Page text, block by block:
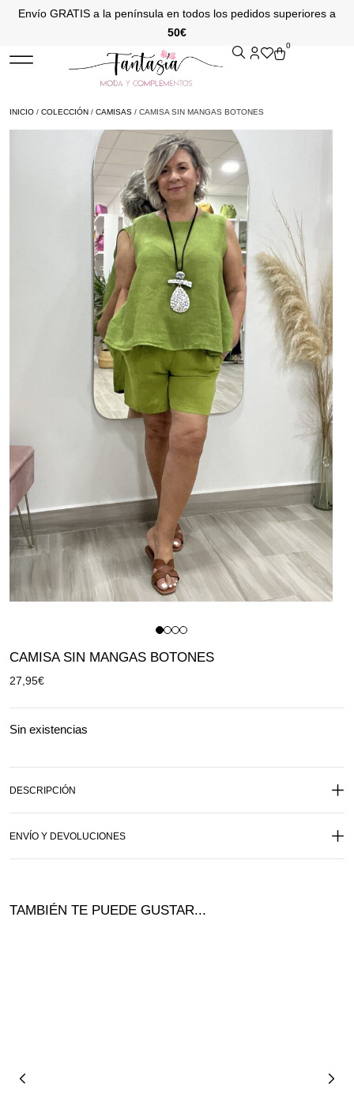
Envío GRATIS a la península en todos los pedidos superiores a
50€
0
INICIO / COLECCIÓN / CAMISAS / CAMISA SIN MANGAS BOTONES
CAMISA SIN MANGAS BOTONES
27,95€
Sin existencias
DESCRIPCIÓN
ENVÍO Y DEVOLUCIONES
TAMBIÉN TE PUEDE GUSTAR...